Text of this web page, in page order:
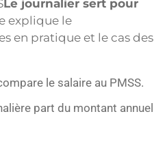
Le journalier sert pour
explique le
en pratique et le cas des
le salaire au PMSS.
part du montant annuel